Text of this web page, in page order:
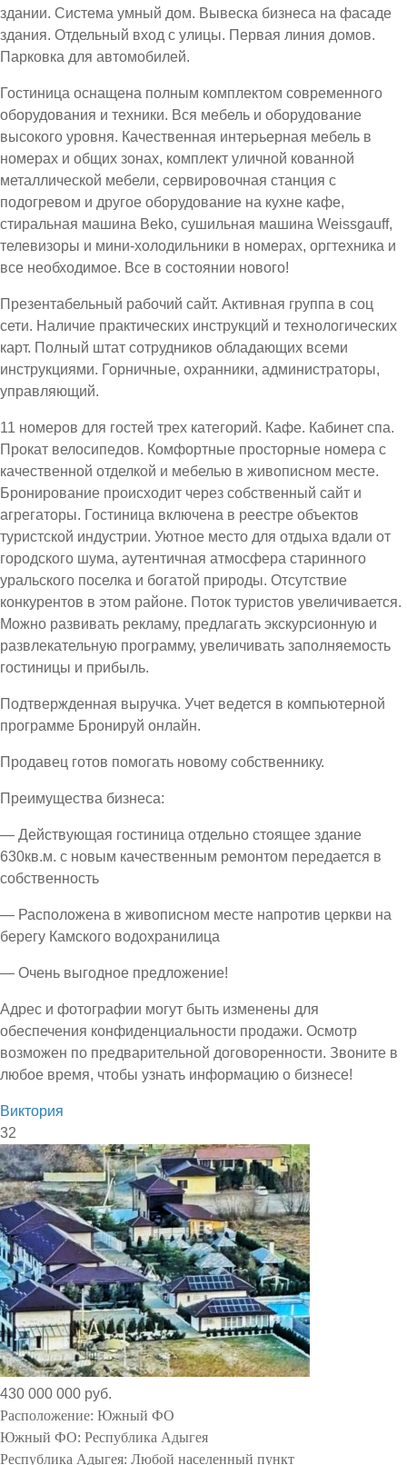
здании. Система умный дом. Вывеска бизнеса на фасаде
здания. Отдельный вход с улицы. Первая линия домов.
Парковка для автомобилей.
Гостиница оснащена полным комплектом современного
оборудования и техники. Вся мебель и оборудование
высокого уровня. Качественная интерьерная мебель в
номерах и общих зонах, комплект уличной кованной
металлической мебели, сервировочная станция с
подогревом и другое оборудование на кухне кафе,
стиральная машина Beko, сушильная машина Weissgauff,
телевизоры и мини-холодильники в номерах, оргтехника и
все необходимое. Все в состоянии нового!
Презентабельный рабочий сайт. Активная группа в соц
сети. Наличие практических инструкций и технологических
карт. Полный штат сотрудников обладающих всеми
инструкциями. Горничные, охранники, администраторы,
управляющий.
11 номеров для гостей трех категорий. Кафе. Кабинет спа.
Прокат велосипедов. Комфортные просторные номера с
качественной отделкой и мебелью в живописном месте.
Бронирование происходит через собственный сайт и
агрегаторы. Гостиница включена в реестре объектов
туристской индустрии. Уютное место для отдыха вдали от
городского шума, аутентичная атмосфера старинного
уральского поселка и богатой природы. Отсутствие
конкурентов в этом районе. Поток туристов увеличивается.
Можно развивать рекламу, предлагать экскурсионную и
развлекательную программу, увеличивать заполняемость
гостиницы и прибыль.
Подтвержденная выручка. Учет ведется в компьютерной
программе Бронируй онлайн.
Продавец готов помогать новому собственнику.
Преимущества бизнеса:
— Действующая гостиница отдельно стоящее здание
630кв.м. с новым качественным ремонтом передается в
собственность
— Расположена в живописном месте напротив церкви на
берегу Камского водохранилица
— Очень выгодное предложение!
Адрес и фотографии могут быть изменены для
обеспечения конфиденциальности продажи. Осмотр
возможен по предварительной договоренности. Звоните в
любое время, чтобы узнать информацию о бизнесе!
Виктория
32
430 000 000 руб.
Расположение: Южный ФО
Южный ФО: Республика Адыгея
Республика Адыгея: Любой населенный пункт